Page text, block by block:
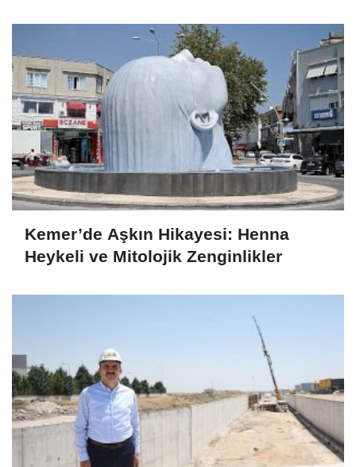
Kemer’de Aşkın Hikayesi: Henna
Heykeli ve Mitolojik Zenginlikler